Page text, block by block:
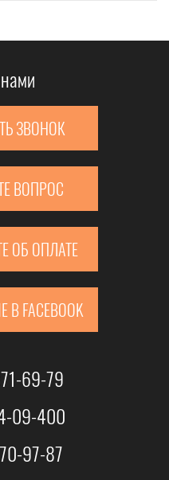
ЗВОНОК
ВОПРОС
ОБ ОПЛАТЕ
FACEBOOK
69-79
09-400
97-87